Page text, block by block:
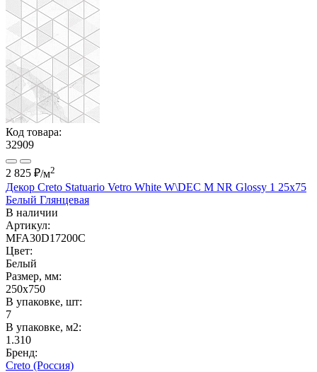
Код товара:
32909
2 825 ₽/м2
Декор Creto Statuario Vetro White W\DEC M NR Glossy 1 25x75
Белый Глянцевая
В наличии
Артикул:
MFA30D17200C
Цвет:
Белый
Размер, мм:
250x750
В упаковке, шт:
7
В упаковке, м2:
1.310
Бренд:
Creto (Россия)